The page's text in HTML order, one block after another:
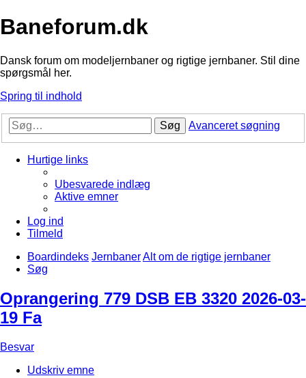
Baneforum.dk
Dansk forum om modeljernbaner og rigtige jernbaner. Stil dine
spørgsmål her.
Spring til indhold
Søg Avanceret søgning
Hurtige links
Ubesvarede indlæg
Aktive emner
Log ind
Tilmeld
Boardindeks JernbanerAlt om de rigtige jernbaner
Søg
Oprangering 779 DSB EB 3320 2026-03-
19 Fa
Besvar
Udskriv emne